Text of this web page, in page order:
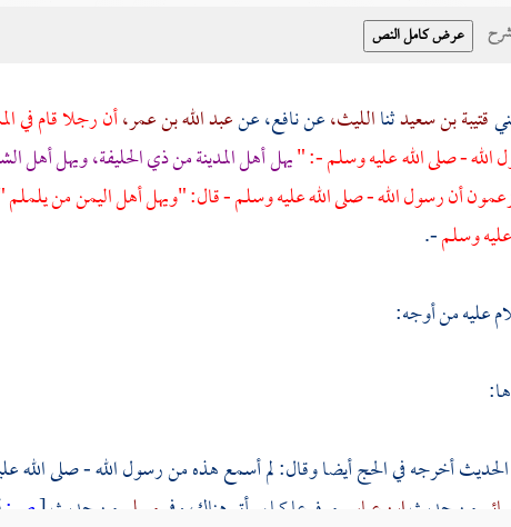
قتيبة بن سعيدثناالليث،عننافع،عنعبد الله بن عمر،أن رجلا قام في
الله - صلى الله عليه وسلم -: "يهلأهل المدينةمنذي الحليفة،ويهلأهل
أن رسول الله - صلى الله عليه وسلم - قال: "ويهلأهل اليمنمنيلملم
وسلم-.
عليه من أوجه:
أخرجه في الحج أيضا وقال: لم أسمع هذه من رسول الله - صلى
من حديثابن عباس مرفوعا كما سيأتي هناك، وفي مسلم من حديث[ص: